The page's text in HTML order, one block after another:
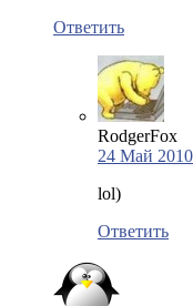
Ответить
RodgerFox
24 Май 2010
lol)
Ответить